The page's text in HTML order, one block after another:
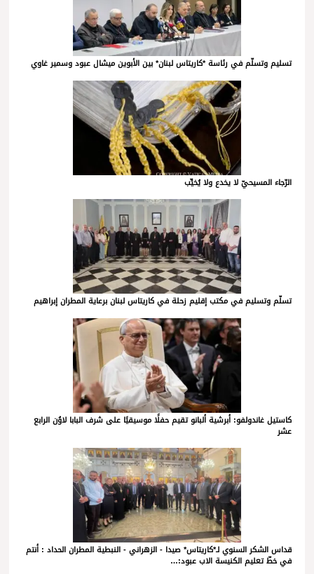
تسليم وتسلّم في رئاسة *كاريتاس لبنان* بين الأبوين ميشال عبود وسمير غاوي
الرّجاء المسيحيّ لا يخدع ولا يُخيِّب
تسلّم وتسليم في مكتب إقليم زحلة في كاريتاس لبنان برعاية المطران إبراهيم
كاستيل غاندولفو: أبرشية ألبانو تقيم حفلًا موسيقيًا على شرف البابا لاوُن الرابع
عشر
قداس الشكر السنوي لـ*كاريتاس* صيدا - الزهراني - النبطية المطران الحداد : أنتم
في خطّ تعليم الكنيسة الاب عبود:…